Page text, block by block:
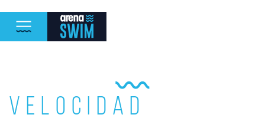
Velocidad